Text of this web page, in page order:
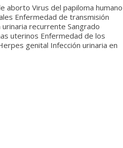
aborto Virus del papiloma humano
Enfermedad de transmisión
urinaria recurrente Sangrado
uterinos Enfermedad de los
genital Infección urinaria en